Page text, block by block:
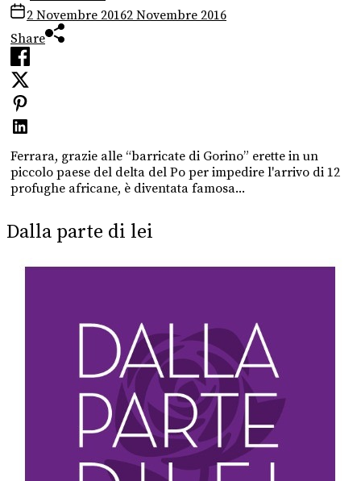
2 Novembre 20162 Novembre 2016
Share
Ferrara, grazie alle “barricate di Gorino” erette in un
piccolo paese del delta del Po per impedire l'arrivo di 12
profughe africane, è diventata famosa...
Dalla parte di lei